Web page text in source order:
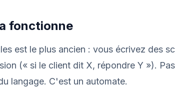
fonctionne
est le plus ancien : vous écrivez des
(« si le client dit X, répondre Y »).
langage. C'est un automate.